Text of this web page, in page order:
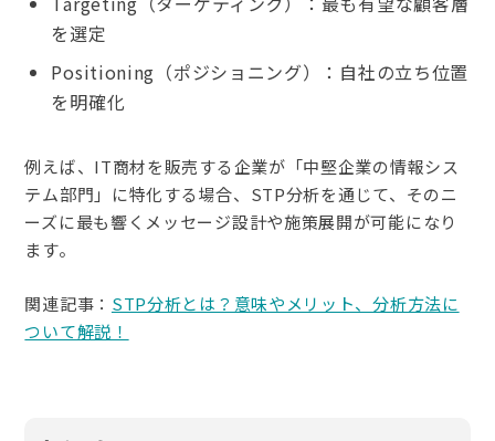
を選定
Positioning（ポジショニング）：自社の立ち位置
を明確化
例えば、IT商材を販売する企業が「中堅企業の情報シス
テム部門」に特化する場合、STP分析を通じて、そのニ
ーズに最も響くメッセージ設計や施策展開が可能になり
ます。
関連記事： STP分析とは？意味やメリット、分析方法に
ついて解説！